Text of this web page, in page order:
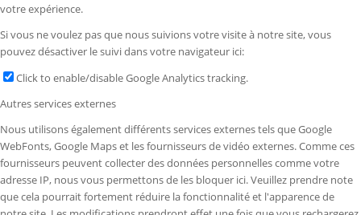
votre expérience.
Si vous ne voulez pas que nous suivions votre visite à notre site, vous
pouvez désactiver le suivi dans votre navigateur ici:
Click to enable/disable Google Analytics tracking.
Autres services externes
Nous utilisons également différents services externes tels que Google
WebFonts, Google Maps et les fournisseurs de vidéo externes. Comme ces
fournisseurs peuvent collecter des données personnelles comme votre
adresse IP, nous vous permettons de les bloquer ici. Veuillez prendre note
que cela pourrait fortement réduire la fonctionnalité et l'apparence de